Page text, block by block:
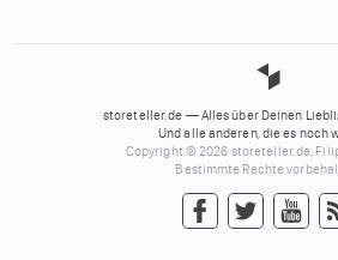
storeteller.de — Alles über Deinen
Und alle anderen, die es noch
Copyright © 2026 storeteller.de,
Bestimmte Rechte